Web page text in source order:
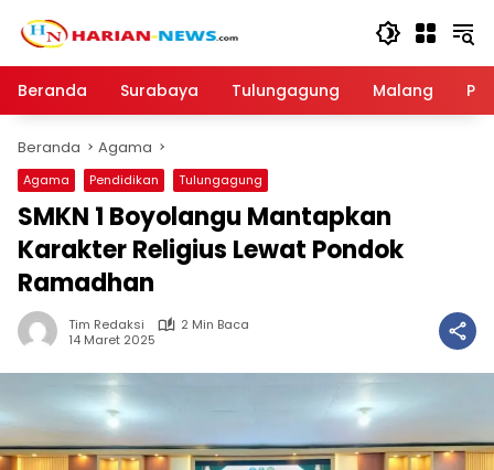
Beranda
Surabaya Tulungagung Malang
Beranda Agama
Agama Pendidikan Tulungagung
SMKN 1 Boyolangu Mantapkan
Karakter Religius Lewat Pondok
Ramadhan
Tim Redaksi
2 Min Baca
14 Maret 2025